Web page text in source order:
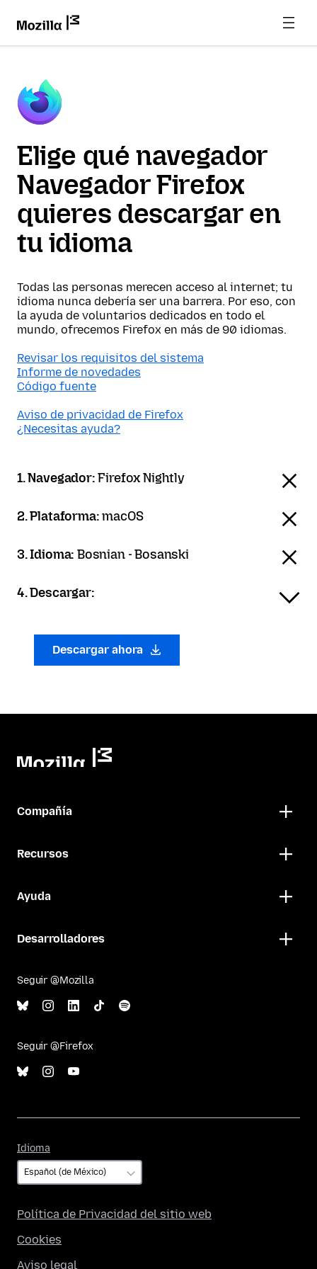
Elige qué navegador
Navegador Firefox
quieres descargar en
tu idioma
Todas las personas merecen acceso al internet; tu
idioma nunca debería ser una barrera. Por eso, con
la ayuda de voluntarios dedicados en todo el
mundo, ofrecemos Firefox en más de 90 idiomas.
Revisar los requisitos del sistema
Informe de novedades
Código fuente
Aviso de privacidad de Firefox
¿Necesitas ayuda?
1. Navegador:Firefox Nightly
2. Plataforma:macOS
3. Idioma:Bosnian - Bosanski
4. Descargar:
Descargar ahora
Compañía
Recursos
Ayuda
Desarrolladores
Seguir @Mozilla
Seguir @Firefox
Idioma
Política de Privacidad del sitio web
Cookies
Aviso legal